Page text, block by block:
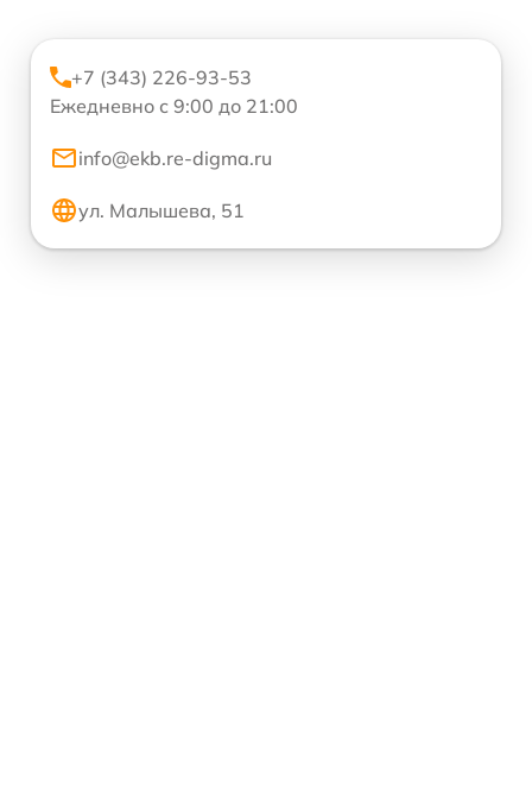
+7 (343) 226-93-53
Ежедневно с 9:00 до 21:00
info@ekb.re-digma.ru
ул. Малышева, 51